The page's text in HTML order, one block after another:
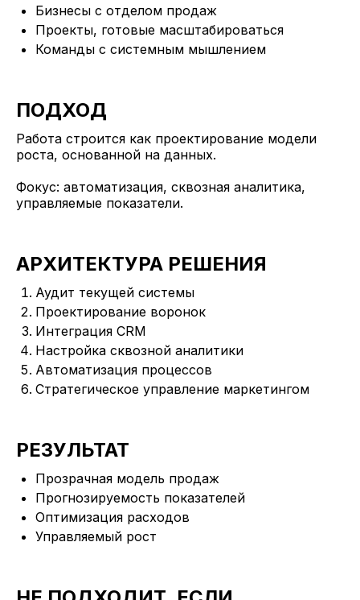
Бизнесы с отделом продаж
Проекты, готовые масштабироваться
Команды с системным мышлением
ПОДХОД
Работа строится как проектирование модели
роста, основанной на данных.
Фокус: автоматизация, сквозная аналитика,
управляемые показатели.
АРХИТЕКТУРА РЕШЕНИЯ
Аудит текущей системы
Проектирование воронок
Интеграция CRM
Настройка сквозной аналитики
Автоматизация процессов
Стратегическое управление маркетингом
РЕЗУЛЬТАТ
Прозрачная модель продаж
Прогнозируемость показателей
Оптимизация расходов
Управляемый рост